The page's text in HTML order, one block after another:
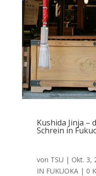
Kushida Jinja –
Schrein in
von TSU | Okt. 3,
IN FUKUOKA| 0